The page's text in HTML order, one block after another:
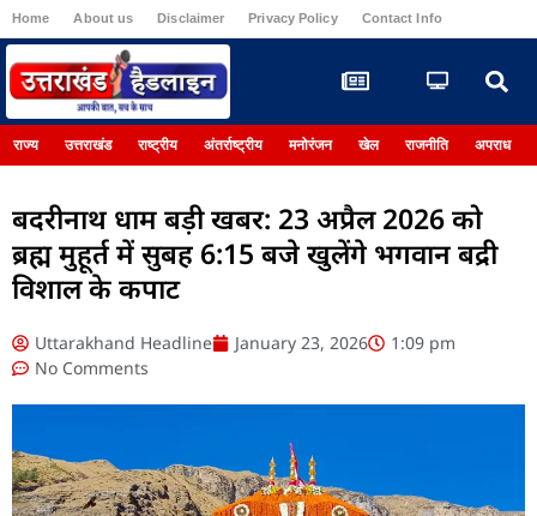
Home About us Disclaimer Privacy Policy Contact Info
राज्य उत्तराखंड राष्ट्रीय अंतर्राष्ट्रीय मनोरंजन खेल राजनीति अपराध
बदरीनाथ धाम बड़ी खबर: 23 अप्रैल 2026 को
ब्रह्म मुहूर्त में सुबह 6:15 बजे खुलेंगे भगवान बद्री
विशाल के कपाट
Uttarakhand Headline January 23, 2026
1:09 pm
No Comments